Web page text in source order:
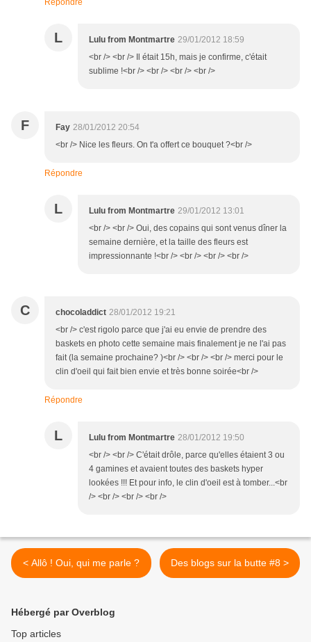
Répondre
L Lulu from Montmartre 29/01/2012 18:59
<br /> <br /> Il était 15h, mais je confirme, c'était
sublime !<br /> <br /> <br /> <br />
F Fay 28/01/2012 20:54
<br /> Nice les fleurs. On t'a offert ce bouquet ?<br />
Répondre
L Lulu from Montmartre 29/01/2012 13:01
<br /> <br /> Oui, des copains qui sont venus dîner la
semaine dernière, et la taille des fleurs est
impressionnante !<br /> <br /> <br /> <br />
C chocoladdict 28/01/2012 19:21
<br /> c'est rigolo parce que j'ai eu envie de prendre des
baskets en photo cette semaine mais finalement je ne l'ai pas
fait (la semaine prochaine? )<br /> <br /> <br /> merci pour le
clin d'oeil qui fait bien envie et très bonne soirée<br />
Répondre
L Lulu from Montmartre 28/01/2012 19:50
<br /> <br /> C'était drôle, parce qu'elles étaient 3 ou
4 gamines et avaient toutes des baskets hyper
lookées !!! Et pour info, le clin d'oeil est à tomber...<br
/> <br /> <br /> <br />
< Allô ! Oui, qui me parle ? Des blogs sur la butte #8 >
Hébergé par Overblog
Top articles